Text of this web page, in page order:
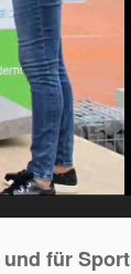
und für Sport